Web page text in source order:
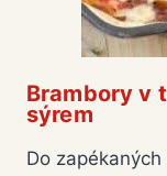
Brambory v
sýrem
Do